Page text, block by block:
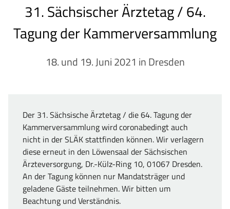
31. Sächsischer Ärztetag / 64.
Tagung der Kammerversammlung
18. und 19. Juni 2021 in Dresden
Der 31. Sächsische Ärztetag / die 64. Tagung der
Kammerversammlung wird coronabedingt auch
nicht in der SLÄK stattfinden können. Wir verlagern
diese erneut in den Löwensaal der Sächsischen
Ärzteversorgung, Dr.-Külz-Ring 10, 01067 Dresden.
An der Tagung können nur Mandatsträger und
geladene Gäste teilnehmen. Wir bitten um
Beachtung und Verständnis.